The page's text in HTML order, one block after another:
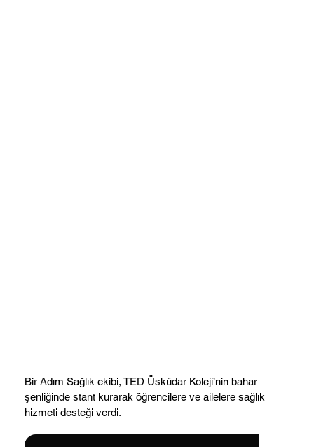
Bir Adım Sağlık ekibi, TED Üsküdar Koleji’nin bahar
şenliğinde stant kurarak öğrencilere ve ailelere sağlık
hizmeti desteği verdi.